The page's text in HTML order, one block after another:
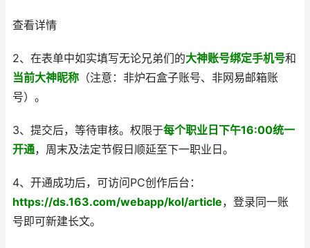
查看详情
2、在表单中如实填写无论兄弟们的大神账号绑定手机号和
当前大神昵称 （注意：非炉石盒子账号、非网易邮箱账
号）。
3、提交后，等待审核。权限于每个职业日下午16:00统一
开通，周末及法定节假日顺延至下一职业日。
4、开通成功后，可访问PC创作后台：
https://ds.163.com/webapp/kol/article，登录同一账
号即可新建长文。